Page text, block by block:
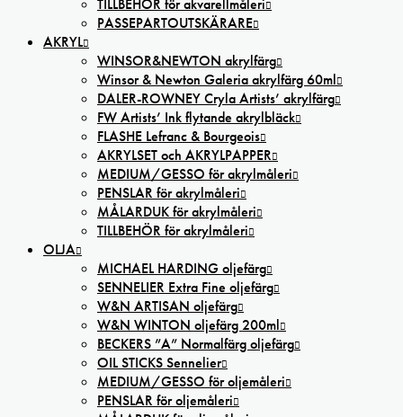
TILLBEHÖR för akvarellmåleri
PASSEPARTOUTSKÄRARE
AKRYL
WINSOR&NEWTON akrylfärg
Winsor & Newton Galeria akrylfärg 60ml
DALER-ROWNEY Cryla Artists’ akrylfärg
FW Artists’ Ink flytande akrylbläck
FLASHE Lefranc & Bourgeois
AKRYLSET och AKRYLPAPPER
MEDIUM/GESSO för akrylmåleri
PENSLAR för akrylmåleri
MÅLARDUK för akrylmåleri
TILLBEHÖR för akrylmåleri
OLJA
MICHAEL HARDING oljefärg
SENNELIER Extra Fine oljefärg
W&N ARTISAN oljefärg
W&N WINTON oljefärg 200ml
BECKERS ”A” Normalfärg oljefärg
OIL STICKS Sennelier
MEDIUM/GESSO för oljemåleri
PENSLAR för oljemåleri